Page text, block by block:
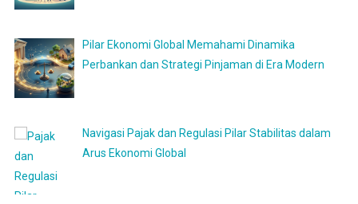
Pilar Ekonomi Global Memahami Dinamika
Perbankan dan Strategi Pinjaman di Era Modern
Navigasi Pajak dan Regulasi Pilar Stabilitas dalam
Arus Ekonomi Global